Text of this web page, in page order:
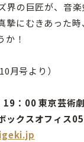
界の巨匠が、音
摯にむきあった
か！
月号より）
：00 東京芸術
ックスオフィス